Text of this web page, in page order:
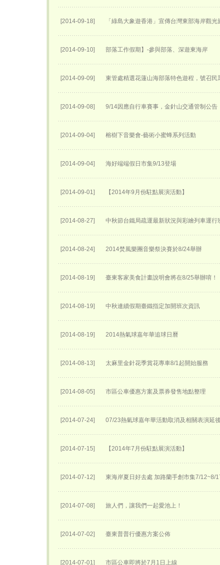
[2014-09-18] 「綠島大象遊香港」宣傳台灣東部海岸觀
[2014-09-10] 部落工作假期】-參與部落、深遊東海岸
[2014-09-09] 東管處精選花蓮山海部落特色遊程，號召
[2014-09-08] 9/14因應自行車賽事，金針山交通管制公告
[2014-09-04] 榕樹下音樂會-藝術小蜜蜂系列活動
[2014-09-04] 海好端端假日市集9/13登場
[2014-09-01] 【2014年9月份駐點展演活動】
[2014-08-27] 中秋節台鐵局疏運最新狀況與彩繪列車運行
[2014-08-24] 2014焚風樂團音樂祭決賽於8/24舉辦
[2014-08-19] 臺東客家美食計畫說明會將在8/25舉辦唷！
[2014-08-19] 中秋連續假期臺鐵指定加開班次資訊
[2014-08-19] 2014熱氣球嘉年華追球日曆
[2014-08-13] 太麻里金針花季賞花專車8/1起開始服務
[2014-08-05] 市區公車優惠方案及票券發售地點整理
[2014-07-24] 07/23熱氣球嘉年華活動取消及相關表演延
[2014-07-15] 【2014年7月份駐點展演活動】
[2014-07-12] 東海岸夏日好去處 加路蘭手創市集7/12~8/
[2014-07-08] 旅人們，讓我們一起愛池上！
[2014-07-02] 臺東普普行優惠方案公佈
[2014-07-01] 市區公車即將於7月1日上線